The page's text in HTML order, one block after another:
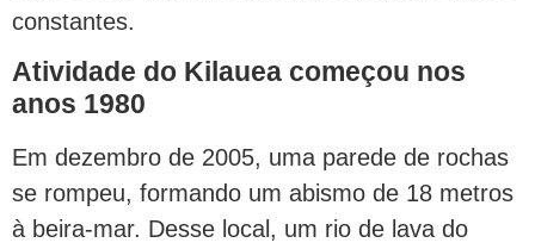
constantes.
Atividade do Kilauea começou nos
anos 1980
Em dezembro de 2005, uma parede de rochas
se rompeu, formando um abismo de 18 metros
à beira-mar. Desse local, um rio de lava do